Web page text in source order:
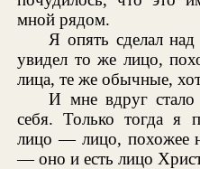
мной рядом.
Я опять сделал
увидел то же лицо,
лица, те же обычные,
И мне вдруг
себя. Только тогда я
лицо — лицо, похожее
— оно и есть лицо